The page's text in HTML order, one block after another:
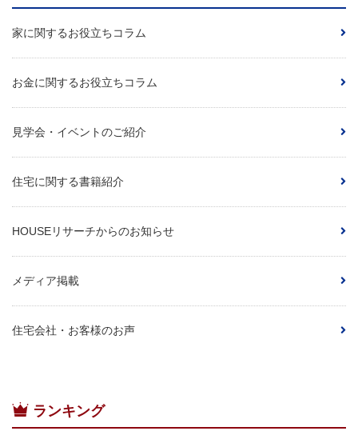
家に関するお役立ちコラム
お金に関するお役立ちコラム
見学会・イベントのご紹介
住宅に関する書籍紹介
HOUSEリサーチからのお知らせ
メディア掲載
住宅会社・お客様のお声
ランキング